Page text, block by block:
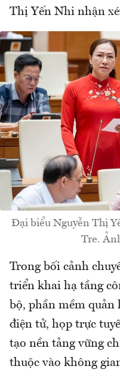
Thị Yến Nhi nhận
Đại biểu Nguyễn Thị
Tre.
Trong bối cảnh
triển khai hạ tầng
bộ, phần mềm quản
điện tử, họp trực
tạo nền tảng vững
thuộc vào không